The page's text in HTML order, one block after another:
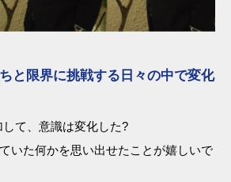
限界に挑戦する日々の中で変化
て、意識は変化した?
いた何かを思い出せたことが嬉しいで